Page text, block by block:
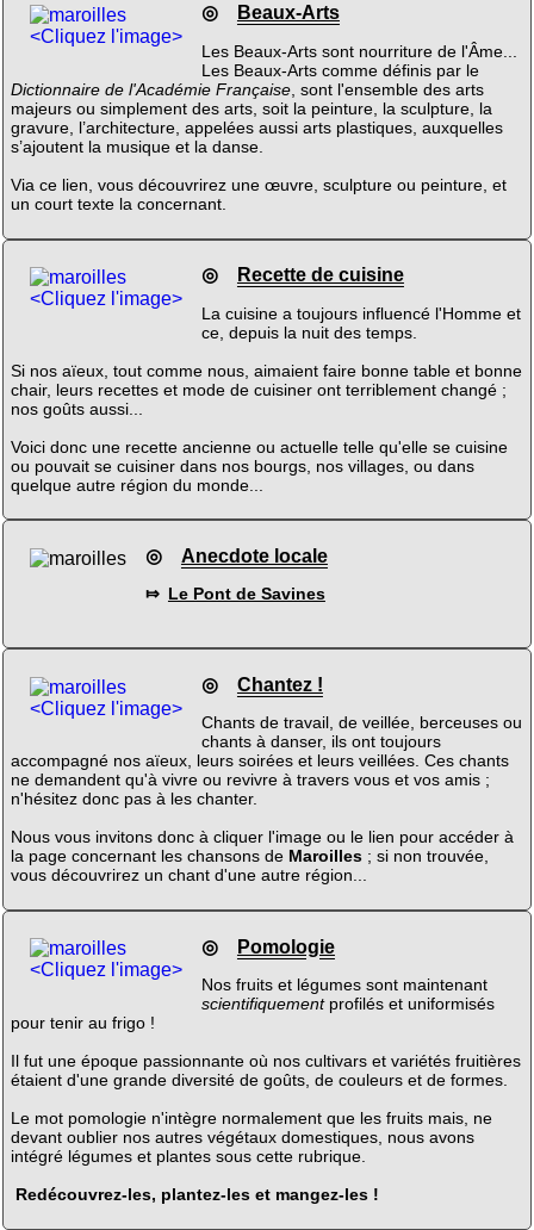
<Cliquez l'image>
◎ Beaux-Arts
Les Beaux-Arts sont nourriture de l'Âme...
Les Beaux-Arts comme définis par le
Dictionnaire de l'Académie Française, sont l'ensemble des arts
majeurs ou simplement des arts, soit la peinture, la sculpture, la
gravure, l’architecture, appelées aussi arts plastiques, auxquelles
s’ajoutent la musique et la danse.
Via ce lien, vous découvrirez une œuvre, sculpture ou peinture, et
un court texte la concernant.
<Cliquez l'image>
◎ Recette de cuisine
La cuisine a toujours influencé l'Homme et
ce, depuis la nuit des temps.
Si nos aïeux, tout comme nous, aimaient faire bonne table et bonne
chair, leurs recettes et mode de cuisiner ont terriblement changé ;
nos goûts aussi...
Voici donc une recette ancienne ou actuelle telle qu'elle se cuisine
ou pouvait se cuisiner dans nos bourgs, nos villages, ou dans
quelque autre région du monde...
◎ Anecdote locale
⤇ Le Pont de Savines
<Cliquez l'image>
◎ Chantez !
Chants de travail, de veillée, berceuses ou
chants à danser, ils ont toujours
accompagné nos aïeux, leurs soirées et leurs veillées. Ces chants
ne demandent qu'à vivre ou revivre à travers vous et vos amis ;
n'hésitez donc pas à les chanter.
Nous vous invitons donc à cliquer l'image ou le lien pour accéder à
la page concernant les chansons de Maroilles; si non trouvée,
vous découvrirez un chant d'une autre région...
<Cliquez l'image>
◎ Pomologie
Nos fruits et légumes sont maintenant
scientifiquementprofilés et uniformisés
pour tenir au frigo !
Il fut une époque passionnante où nos cultivars et variétés fruitières
étaient d'une grande diversité de goûts, de couleurs et de formes.
Le mot pomologie n'intègre normalement que les fruits mais, ne
devant oublier nos autres végétaux domestiques, nous avons
intégré légumes et plantes sous cette rubrique.
Redécouvrez-les, plantez-les et mangez-les !